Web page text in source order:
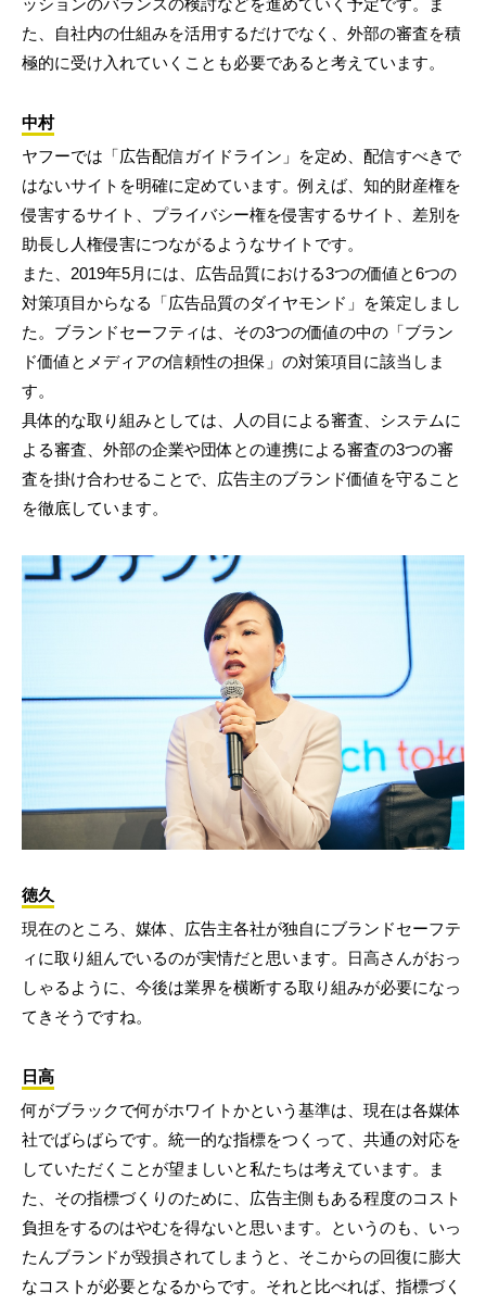
た、自社内の仕組みを活用するだけでなく、外部の審査を積
極的に受け入れていくことも必要であると考えています。
中村
ヤフーでは「広告配信ガイドライン」を定め、配信すべきで
はないサイトを明確に定めています。例えば、知的財産権を
侵害するサイト、プライバシー権を侵害するサイト、差別を
助長し人権侵害につながるようなサイトです。
また、2019年5月には、広告品質における3つの価値と6つの
対策項目からなる「広告品質のダイヤモンド」を策定しまし
た。ブランドセーフティは、その3つの価値の中の「ブラン
ド価値とメディアの信頼性の担保」の対策項目に該当しま
す。
具体的な取り組みとしては、人の目による審査、システムに
よる審査、外部の企業や団体との連携による審査の3つの審
査を掛け合わせることで、広告主のブランド価値を守ること
を徹底しています。
徳久
現在のところ、媒体、広告主各社が独自にブランドセーフテ
ィに取り組んでいるのが実情だと思います。日高さんがおっ
しゃるように、今後は業界を横断する取り組みが必要になっ
てきそうですね。
日高
何がブラックで何がホワイトかという基準は、現在は各媒体
社でばらばらです。統一的な指標をつくって、共通の対応を
していただくことが望ましいと私たちは考えています。ま
た、その指標づくりのために、広告主側もある程度のコスト
負担をするのはやむを得ないと思います。というのも、いっ
たんブランドが毀損されてしまうと、そこからの回復に膨大
なコストが必要となるからです。それと比べれば、指標づく